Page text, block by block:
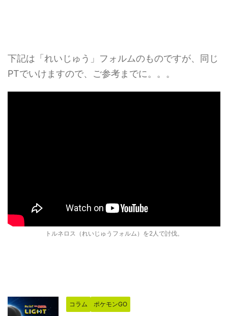
下記は「れいじゅう」フォルムのものですが、同じ
PTでいけますので、ご参考までに。。。
トルネロス（れいじゅうフォルム）を2人で討伐。
コラム ポケモンGO